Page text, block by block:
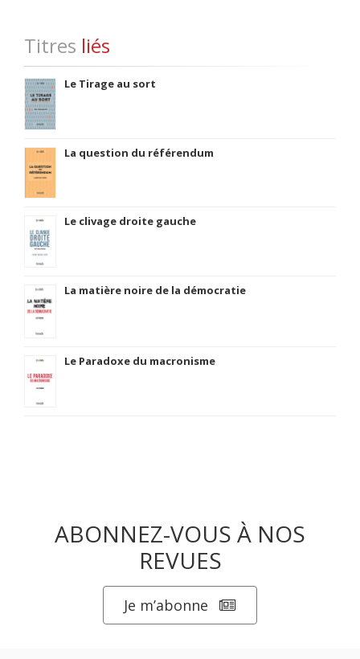
Titres liés
Le Tirage au sort
La question du référendum
Le clivage droite gauche
La matière noire de la démocratie
Le Paradoxe du macronisme
ABONNEZ-VOUS À NOS
REVUES
Je m’abonne